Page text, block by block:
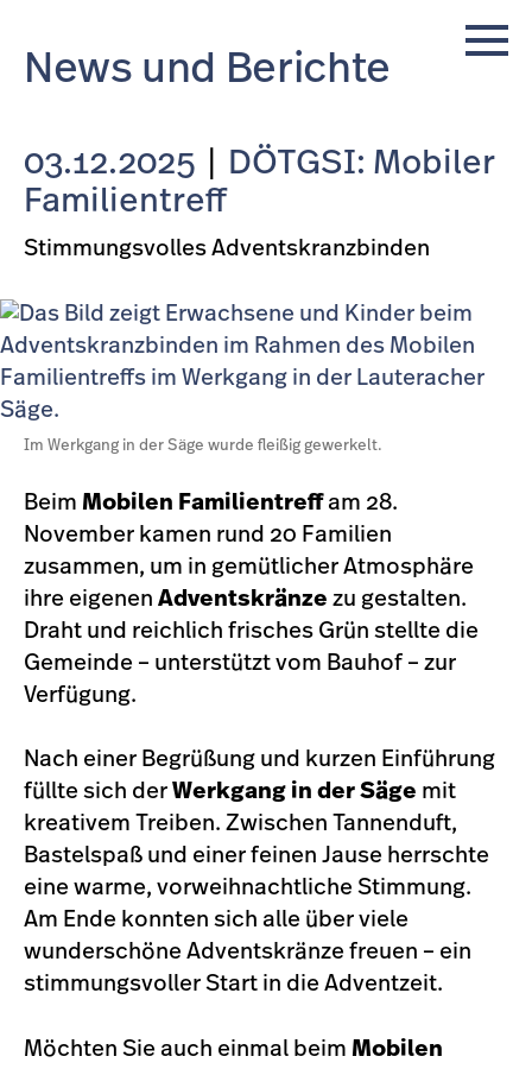
News und Berichte
03.12.2025
DÖTGSI: Mobiler
Familientreff
Stimmungsvolles Adventskranzbinden
Im Werkgang in der Säge wurde fleißig gewerkelt.
Beim Mobilen Familientreff am 28.
November kamen rund 20 Familien
zusammen, um in gemütlicher Atmosphäre
ihre eigenen Adventskränze zu gestalten.
Draht und reichlich frisches Grün stellte die
Gemeinde – unterstützt vom Bauhof – zur
Verfügung.
Nach einer Begrüßung und kurzen Einführung
füllte sich der Werkgang in der Säge mit
kreativem Treiben. Zwischen Tannenduft,
Bastelspaß und einer feinen Jause herrschte
eine warme, vorweihnachtliche Stimmung.
Am Ende konnten sich alle über viele
wunderschöne Adventskränze freuen – ein
stimmungsvoller Start in die Adventzeit.
Möchten Sie auch einmal beim Mobilen